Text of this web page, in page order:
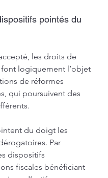
pointés du
les droits de
font logiquement l’objet
de réformes
qui poursuivent des
du doigt les
Par
dispositifs
fiscales bénéficiant